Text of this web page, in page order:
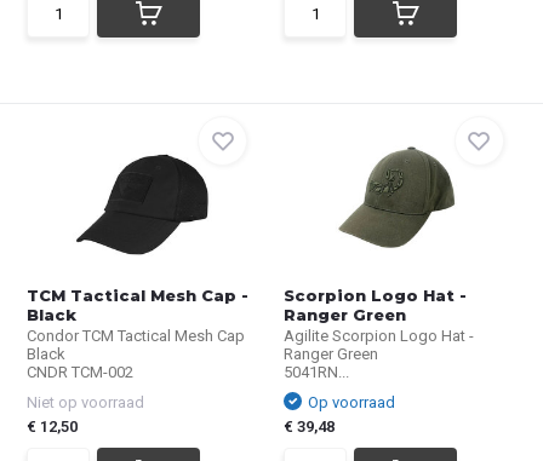
TCM Tactical Mesh Cap -
Black
Condor TCM Tactical Mesh Cap
Black
CNDR TCM-002
Niet op voorraad
€ 12,50
Scorpion Logo Hat -
Ranger Green
Agilite Scorpion Logo Hat -
Ranger Green
5041RN...
Op voorraad
€ 39,48